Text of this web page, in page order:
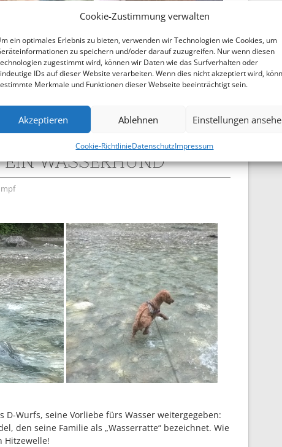
Cookie-Zustimmung verwalten
ein optimales Erlebnis zu bieten, verwenden wir Technologien wie Cookies, um
zu speichern und/oder darauf zuzugreifen. Nur wenn diesen
zugestimmt wird, können wir Daten wie das Surfverhalten oder
IDs auf dieser Website verarbeiten. Wenn dies nicht akzeptiert wird,
Merkmale und Funktionen dieser Webseite beeinträchtigt sein.
Akzeptieren Ablehnen Einstellungen
Cookie-RichtlinieDatenschutzImpressum
Terrier als Gefährten. Als Glenn als Welpe dazu kam,
sich inzwischen natürlich geändert…
EIN WASSERHUND
D-Wurfs, seine Vorliebe fürs Wasser weitergegeben:
den seine Familie als „Wasserratte“ bezeichnet. Wie
Hitzewelle!